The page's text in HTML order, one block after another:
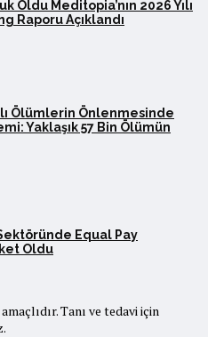
Oldu Meditopia’nın 2026 Yılı
Raporu Açıklandı
Ölümlerin Önlenmesinde
Yaklaşık 57 Bin Ölümün
Equal Pay
Oldu
Tanı ve tedavi için